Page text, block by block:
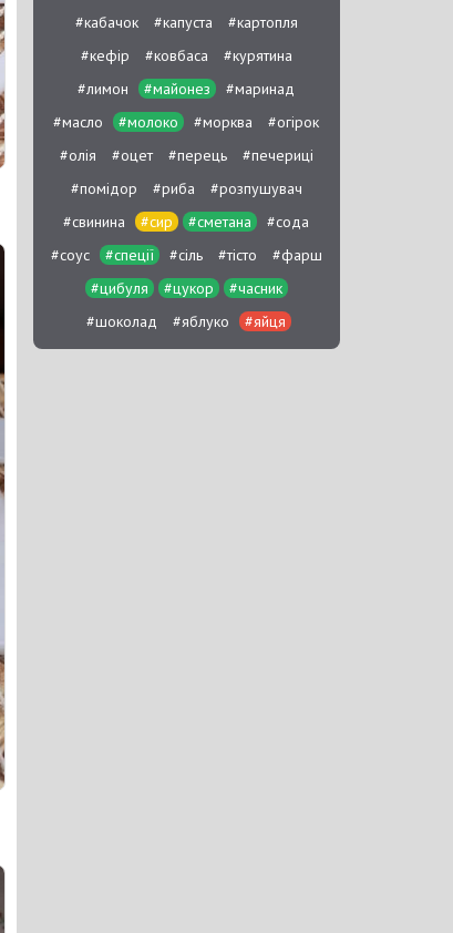
#кабачок
#капуста
#картопля
#кефір
#ковбаса
#курятина
#лимон
#майонез
#маринад
#масло
#молоко #морква
#огірок
#олія
#оцет #перець
#печериці
#помідор
#риба
#розпушувач
#свинина
#сир #сметана
#сода
#соус
#спеції #сіль #тісто
#фарш
#цибуля
#цукор
#часник
#шоколад
#яблуко #яйця